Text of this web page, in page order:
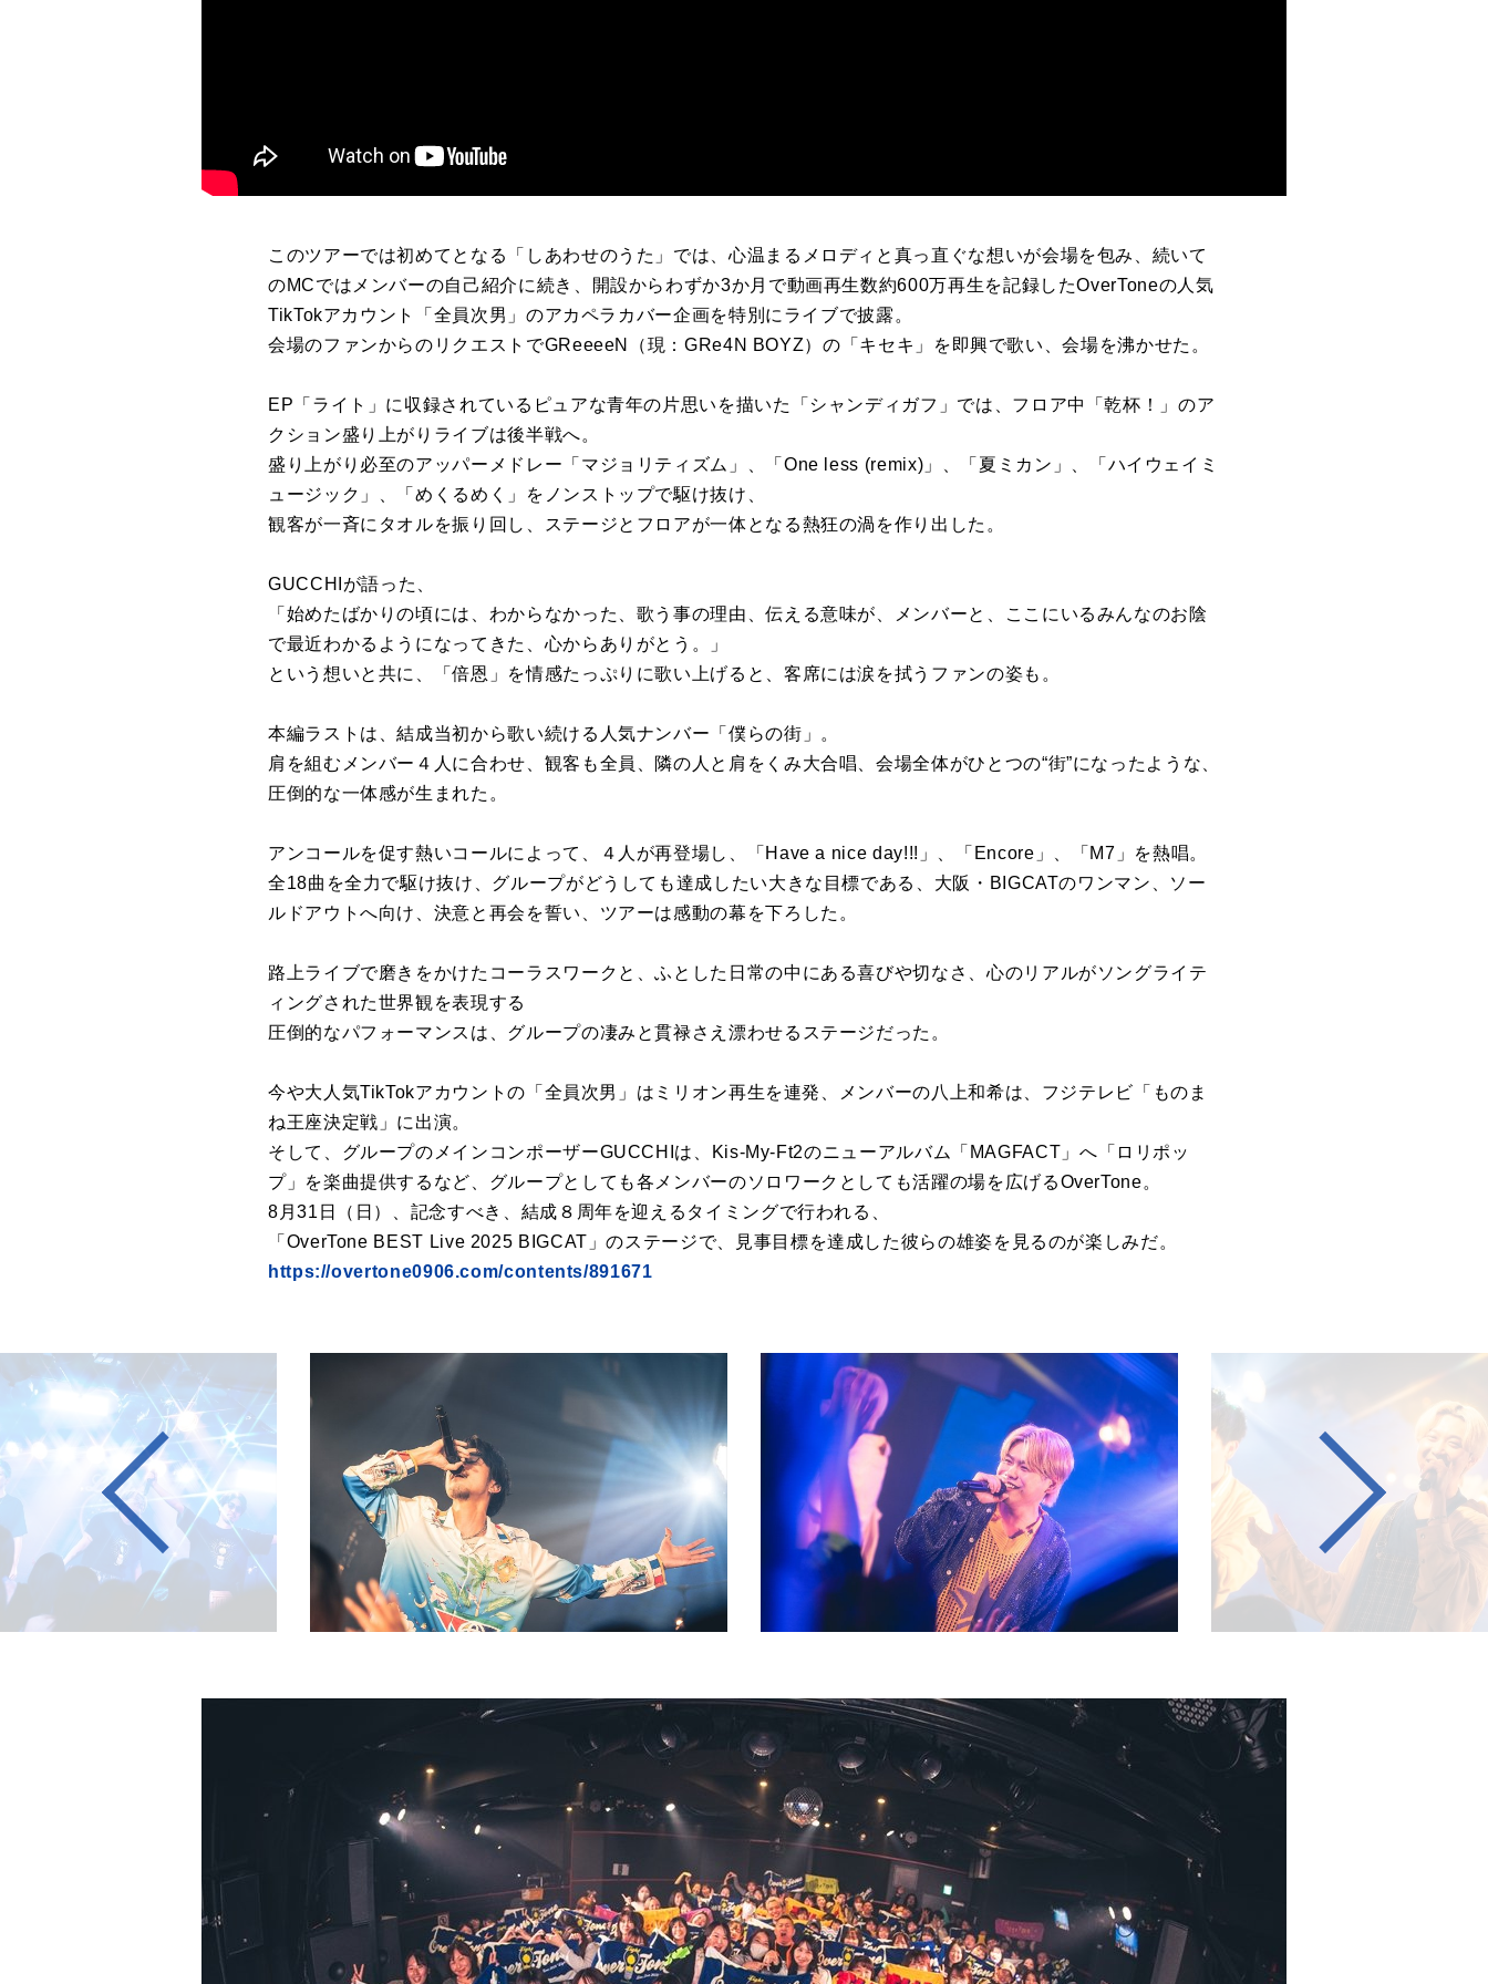
このツアーでは初めてとなる「しあわせのうた」では、心温まるメロディと真っ直ぐな想いが会場を包み、続いて
のMCではメンバーの自己紹介に続き、開設からわずか3か月で動画再生数約600万再生を記録したOverToneの人気
TikTokアカウント「全員次男」のアカペラカバー企画を特別にライブで披露。
会場のファンからのリクエストでGReeeeN（現：GRe4N BOYZ）の「キセキ」を即興で歌い、会場を沸かせた。
EP「ライト」に収録されているピュアな青年の片思いを描いた「シャンディガフ」では、フロア中「乾杯！」のア
クション盛り上がりライブは後半戦へ。
盛り上がり必至のアッパーメドレー「マジョリティズム」、「One less (remix)」、「夏ミカン」、「ハイウェイミ
ュージック」、「めくるめく」をノンストップで駆け抜け、
観客が一斉にタオルを振り回し、ステージとフロアが一体となる熱狂の渦を作り出した。
GUCCHIが語った、
「始めたばかりの頃には、わからなかった、歌う事の理由、伝える意味が、メンバーと、ここにいるみんなのお陰
で最近わかるようになってきた、心からありがとう。」
という想いと共に、「倍恩」を情感たっぷりに歌い上げると、客席には涙を拭うファンの姿も。
本編ラストは、結成当初から歌い続ける人気ナンバー「僕らの街」。
肩を組むメンバー４人に合わせ、観客も全員、隣の人と肩をくみ大合唱、会場全体がひとつの“街”になったような、
圧倒的な一体感が生まれた。
アンコールを促す熱いコールによって、４人が再登場し、「Have a nice day!!!」、「Encore」、「M7」を熱唱。
全18曲を全力で駆け抜け、グループがどうしても達成したい大きな目標である、大阪・BIGCATのワンマン、ソー
ルドアウトへ向け、決意と再会を誓い、ツアーは感動の幕を下ろした。
路上ライブで磨きをかけたコーラスワークと、ふとした日常の中にある喜びや切なさ、心のリアルがソングライテ
ィングされた世界観を表現する
圧倒的なパフォーマンスは、グループの凄みと貫禄さえ漂わせるステージだった。
今や大人気TikTokアカウントの「全員次男」はミリオン再生を連発、メンバーの八上和希は、フジテレビ「ものま
ね王座決定戦」に出演。
そして、グループのメインコンポーザーGUCCHIは、Kis-My-Ft2のニューアルバム「MAGFACT」へ「ロリポッ
プ」を楽曲提供するなど、グループとしても各メンバーのソロワークとしても活躍の場を広げるOverTone。
8月31日（日）、記念すべき、結成８周年を迎えるタイミングで行われる、
「OverTone BEST Live 2025 BIGCAT」のステージで、見事目標を達成した彼らの雄姿を見るのが楽しみだ。
https://overtone0906.com/contents/891671